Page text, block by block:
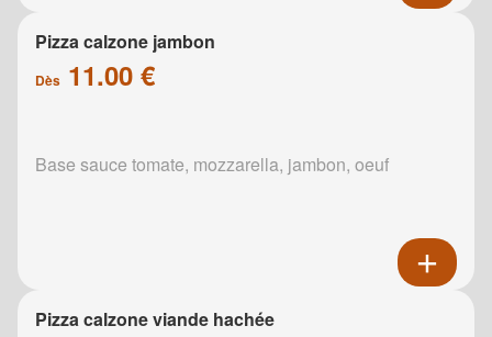
Pizza calzone jambon
Dès 11.00 €
Base sauce tomate, mozzarella, jambon, oeuf
Pizza calzone viande hachée